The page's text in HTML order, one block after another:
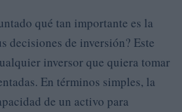
qué tan importante es la
decisiones de inversión? Este
inversor que quiera tomar
En términos simples, la
de un activo para